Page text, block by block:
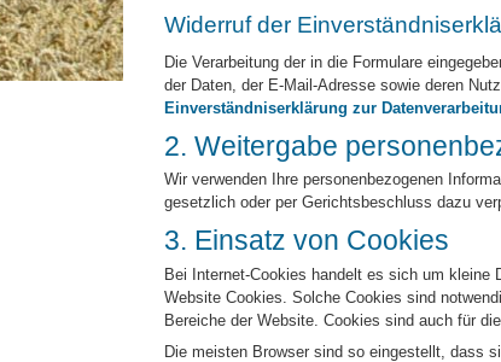
Widerruf der
Die Verarbeitung der in die Formulare
der Daten, der E-Mail-Adresse sowie deren
Einverständniserklärung zur
2. Weitergabe
Wir verwenden Ihre personenbezogenen
gesetzlich oder per Gerichtsbeschluss dazu
3. Einsatz von Cookies
Bei Internet-Cookies handelt es sich um kleine
Website Cookies. Solche Cookies sind
Bereiche der Website. Cookies sind auch für
Die meisten Browser sind so eingestellt, dass